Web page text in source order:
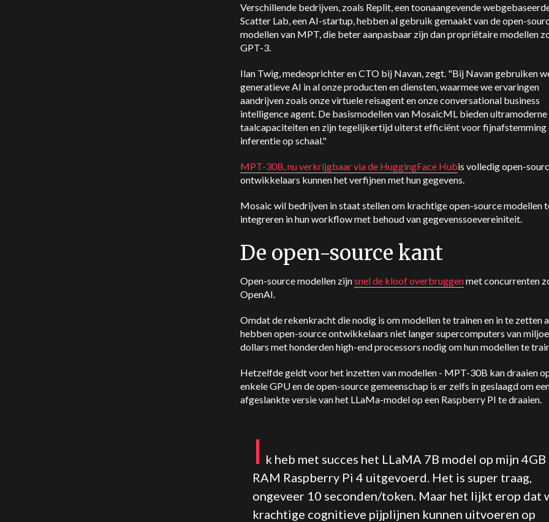
Verschillende bedrijven, zoals Replit, een toonaangevende
Scatter Lab, een AI-startup, hebben al gebruik gemaakt van de open-
modellen van MPT, die beter aanpasbaar zijn dan propriëtaire modellen
GPT-3.
Ilan Twig, medeoprichter en CTO bij Navan, zegt. "Bij Navan gebruiken
generatieve AI in al onze producten en diensten, waarmee we ervaringen
aandrijven zoals onze virtuele reisagent en onze conversational business
intelligence agent. De basismodellen van MosaicML bieden ultramoderne
taalcapaciteiten en zijn tegelijkertijd uiterst efficiënt voor fijnafstemming
inferentie op schaal."
MPT-30B, nu verkrijgbaar via de HuggingFace Hubis volledig open-
ontwikkelaars kunnen het verfijnen met hun gegevens.
Mosaic wil bedrijven in staat stellen om krachtige open-source modellen
integreren in hun workflow met behoud van gegevenssoevereiniteit.
De open-source kant
Open-source modellen zijnsnel de kloof overbruggenmet concurrenten
OpenAI.
Omdat de rekenkracht die nodig is om modellen te trainen en in te zetten
hebben open-source ontwikkelaars niet langer supercomputers van
dollars met honderden high-end processors nodig om hun modellen te
Hetzelfde geldt voor het inzetten van modellen - MPT-30B kan draaien
enkele GPU en de open-source gemeenschap is er zelfs in geslaagd om
afgeslankte versie van het LLaMa-model op een Raspberry PI te draaien.
I k heb met succes het LLaMA 7B model op mijn 4GB
RAM Raspberry Pi 4 uitgevoerd. Het is super traag,
ongeveer 10 seconden/token. Maar het lijkt erop dat
krachtige cognitieve pijplijnen kunnen uitvoeren op